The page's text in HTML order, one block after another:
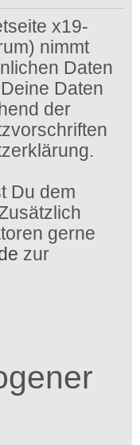
x19-
nimmt
Daten
Daten
der
Du dem
gerne
zur